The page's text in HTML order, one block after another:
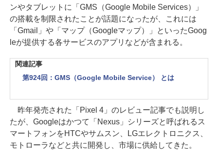
ンやタブレットに「GMS（Google Mobile Services）」
の搭載を制限されたことが話題になったが、これには
「Gmail」や「マップ（Googleマップ）」といったGoog
leが提供する各サービスのアプリなどが含まれる。
関連記事
第924回：GMS（Google Mobile Service） とは
昨年発売された「Pixel 4」のレビュー記事でも説明し
たが、Googleはかつて「Nexus」シリーズと呼ばれるス
マートフォンをHTCやサムスン、LGエレクトロニクス、
モトローラなどと共に開発し、市場に供給してきた。